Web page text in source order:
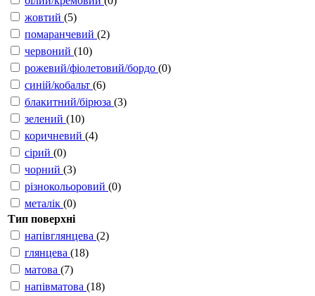
жовтий (5)
помаранчевий (2)
червоний (10)
рожевий/фіолетовий/бордо (0)
синій/кобальт (6)
блакитний/бірюза (3)
зелений (10)
коричневий (4)
сірий (0)
чорний (3)
різнокольоровий (0)
металік (0)
Тип поверхні
напівглянцева (2)
глянцева (18)
матова (7)
напівматова (18)